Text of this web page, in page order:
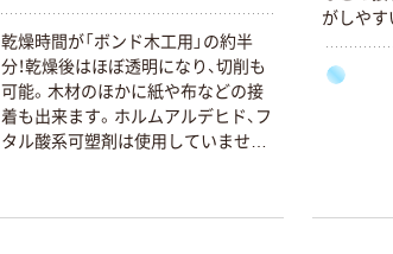
乾燥時間が「ボンド木工用」の約半
分！乾燥後はほぼ透明になり、切削も
可能。木材のほかに紙や布などの接
着も出来ます。ホルムアルデヒド、フ
タル酸系可塑剤は使用していませ
がしやす